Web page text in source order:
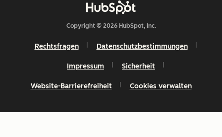
Copyright © 2026 HubSpot, Inc.
Rechtsfragen Datenschutzbestimmungen
Impressum Sicherheit
Website-Barrierefreiheit Cookies verwalten